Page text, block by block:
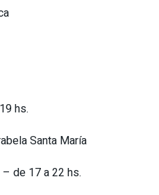
hs.
Santa María
de 17 a 22 hs.